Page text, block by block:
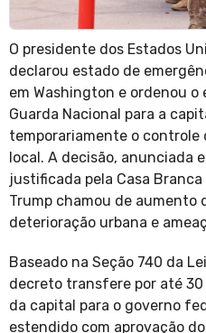
O presidente dos Estados
declarou estado de
em Washington e ordenou
Guarda Nacional para a
temporariamente o controle
local. A decisão, anunciada
justificada pela Casa
Trump chamou de aumento
deterioração urbana e
Baseado na Seção 740 da
decreto transfere por até 30
da capital para o governo
estendido com aprovação